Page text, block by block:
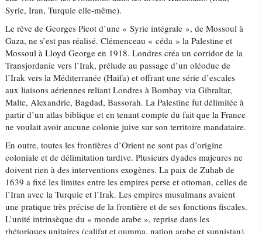
Syrie, Iran, Turquie elle-même).
Le rêve de Georges Picot d’une « Syrie intégrale », de Mossoul à
Gaza, ne s’est pas réalisé. Clémenceau « céda » la Palestine et
Mossoul à Lloyd George en 1918. Londres créa un corridor de la
Transjordanie vers l’Irak, prélude au passage d’un oléoduc de
l’Irak vers la Méditerranée (Haïfa) et offrant une série d’escales
aux liaisons aériennes reliant Londres à Bombay via Gibraltar,
Malte, Alexandrie, Bagdad, Bassorah. La Palestine fut délimitée à
partir d’un atlas biblique et en tenant compte du fait que la France
ne voulait avoir aucune colonie juive sur son territoire mandataire.
En outre, toutes les frontières d’Orient ne sont pas d’origine
coloniale et de délimitation tardive. Plusieurs dyades majeures ne
doivent rien à des interventions exogènes. La paix de Zuhab de
1639 a fixé les limites entre les empires perse et ottoman, celles de
l’Iran avec la Turquie et l’Irak. Les empires musulmans avaient
une pratique très précise de la frontière et de ses fonctions fiscales.
L’unité intrinsèque du « monde arabe », reprise dans les
rhétoriques unitaires (califat et oumma, nation arabe et sunnistan),